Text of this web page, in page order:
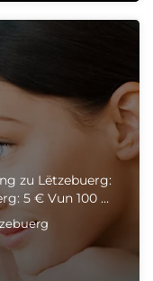
Terra
an online
Special Noël
zu Lëtzebuerg:
5 € Vun 100 €